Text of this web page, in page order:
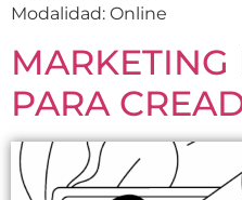
Modalidad: Online
MARKETING
PARA